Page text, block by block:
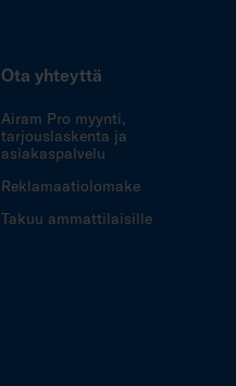
Ota yhteyttä
Airam Pro myynti,
tarjouslaskenta ja
asiakaspalvelu
Reklamaatiolomake
Takuu ammattilaisille